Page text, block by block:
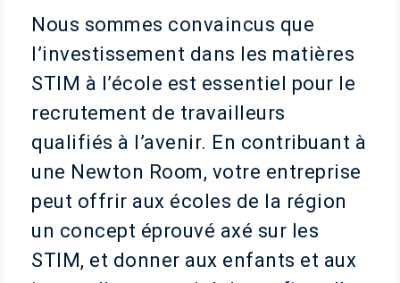
Nous sommes convaincus que
l’investissement dans les matières
STIM à l’école est essentiel pour le
recrutement de travailleurs
qualifiés à l’avenir. En contribuant à
une Newton Room, votre entreprise
peut offrir aux écoles de la région
un concept éprouvé axé sur les
STIM, et donner aux enfants et aux